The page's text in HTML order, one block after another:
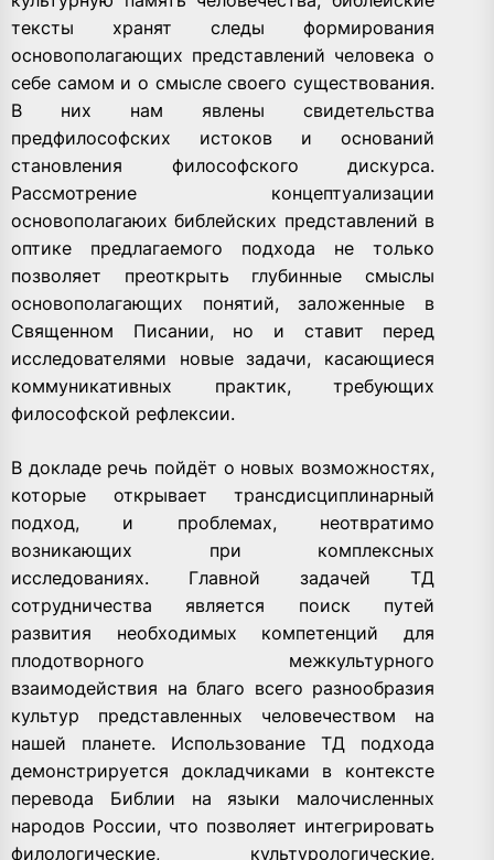
тексты хранят следы формирования
основополагающих представлений человека о
себе самом и о смысле своего существования.
В них нам явлены свидетельства
предфилософских истоков и оснований
становления философского дискурса.
Рассмотрение концептуализации
основополагаюих библейских представлений в
оптике предлагаемого подхода не только
позволяет преоткрыть глубинные смыслы
основополагающих понятий, заложенные в
Священном Писании, но и ставит перед
исследователями новые задачи, касающиеся
коммуникативных практик, требующих
философской рефлексии.
В докладе речь пойдёт о новых возможностях,
которые открывает трансдисциплинарный
подход, и проблемах, неотвратимо
возникающих при комплексных
исследованиях. Главной задачей ТД
сотрудничества является поиск путей
развития необходимых компетенций для
плодотворного межкультурного
взаимодействия на благо всего разнообразия
культур представленных человечеством на
нашей планете. Использование ТД подхода
демонстрируется докладчиками в контексте
перевода Библии на языки малочисленных
народов России, что позволяет интегрировать
филологические, культурологические,